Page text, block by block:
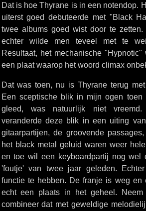
Dat is hoe Thyrane is in een notendop.
uiterst goed debuteerde met "Black
twee albums goed wist door te
echter wilde men teveel met te
Resultaat, het mechanische
een plaat waarop het woord climax
Dat was toen, nu is Thyrane terug
Een sceptische blik in mijn ogen
gleed, was natuurlijk niet
veranderde deze blik in een uiting
gitaarpartijen, de groovende
het black metal geluid waren weer
en toe wil een keyboardpartij nog wel
'foutje' van twee jaar geleden.
functie te hebben. De franje is weg en
echt een plaats in het geheel. Neem
combineer dat met geweldige